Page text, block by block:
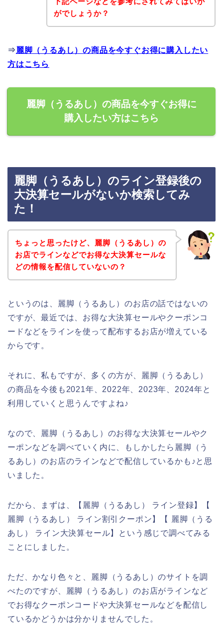
がでしょうか？
⇒ 麗脚（うるあし）の商品を今すぐお得に購入したい
方はこちら
麗脚（うるあし）の商品を今すぐお得に
購入したい方はこちら
麗脚（うるあし）のライン登録後の
大決算セールがないか検索してみ
た！
ちょっと思ったけど、麗脚（うるあし）の
お店でラインなどでお得な大決算セールな
どの情報を配信していないの？
というのは、麗脚（うるあし）のお店の話ではないの
ですが、最近では、お得な大決算セールやクーポンコ
ードなどをラインを使って配布するお店が増えている
からです。
それに、私もですが、多くの方が、麗脚（うるあし）
の商品を今後も2021年、2022年、2023年、2024年と
利用していくと思うんですよね♪
なので、麗脚（うるあし）のお得な大決算セールやク
ーポンなどを調べていく内に、もしかしたら麗脚（う
るあし）のお店のラインなどで配信しているかも♪と思
いました。
だから、まずは、【麗脚（うるあし） ライン登録】【
麗脚（うるあし） ライン割引クーポン】【 麗脚（うる
あし） ライン大決算セール】という感じで調べてみる
ことにしました。
ただ、かなり色々と、麗脚（うるあし）のサイトを調
べたのですが、麗脚（うるあし）のお店がラインなど
でお得なクーポンコードや大決算セールなどを配信し
ているかどうかは分かりませんでした。